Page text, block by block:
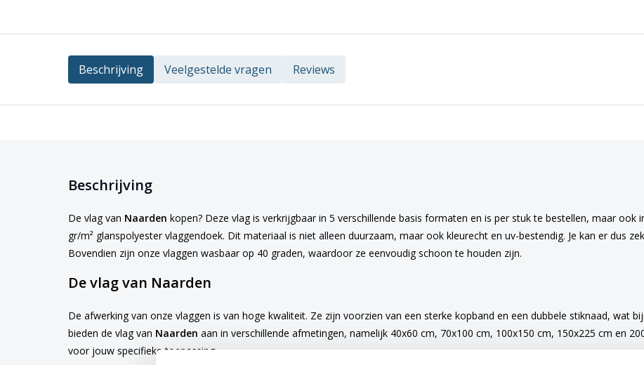
Beschrijving Veelgestelde vragen Reviews
Beschrijving
De vlag van Naarden kopen? Deze vlag is verkrijgbaar in 5 verschillende basis formaten en is per stuk te bestellen, maar ook
gr/m² glanspolyester vlaggendoek. Dit materiaal is niet alleen duurzaam, maar ook kleurecht en uv-bestendig. Je kan er dus
Bovendien zijn onze vlaggen wasbaar op 40 graden, waardoor ze eenvoudig schoon te houden zijn.
De vlag van Naarden
De afwerking van onze vlaggen is van hoge kwaliteit. Ze zijn voorzien van een sterke kopband en een dubbele stiknaad, wat
bieden de vlag van Naarden aan in verschillende afmetingen, namelijk 40x60 cm, 70x100 cm, 100x150 cm, 150x225 cm en
voor jouw specifieke toepassing